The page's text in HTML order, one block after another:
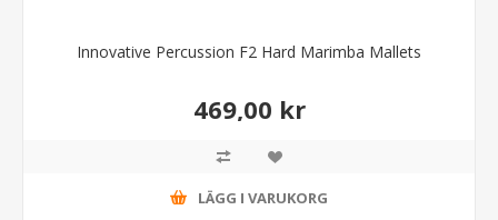
Innovative Percussion F2 Hard Marimba Mallets
469,00 kr
LÄGG I VARUKORG